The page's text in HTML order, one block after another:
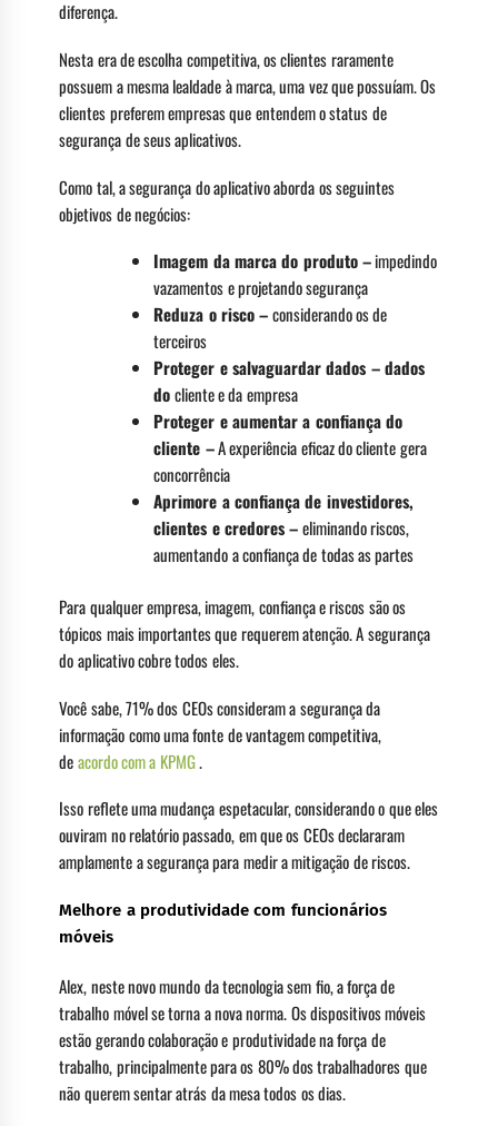
diferença.
Nesta era de escolha competitiva, os clientes raramente
possuem a mesma lealdade à marca, uma vez que possuíam. Os
clientes preferem empresas que entendem o status de
segurança de seus aplicativos.
Como tal, a segurança do aplicativo aborda os seguintes
objetivos de negócios:
Imagem da marca do produto –impedindo
vazamentos e projetando segurança
Reduza o risco –considerando os de
terceiros
Proteger e salvaguardar dados – dados
docliente e da empresa
Proteger e aumentar a confiança do
cliente –A experiência eficaz do cliente gera
concorrência
Aprimore a confiança de investidores,
clientes e credores –eliminando riscos,
aumentando a confiança de todas as partes
Para qualquer empresa, imagem, confiança e riscos são os
tópicos mais importantes que requerem atenção. A segurança
do aplicativo cobre todos eles.
Você sabe, 71% dos CEOs consideram a segurança da
informação como uma fonte de vantagem competitiva,
deacordo com a KPMG.
Isso reflete uma mudança espetacular, considerando o que eles
ouviram no relatório passado, em que os CEOs declararam
amplamente a segurança para medir a mitigação de riscos.
Melhore a produtividade com funcionários
móveis
Alex, neste novo mundo da tecnologia sem fio, a força de
trabalho móvel se torna a nova norma. Os dispositivos móveis
estão gerando colaboração e produtividade na força de
trabalho, principalmente para os 80% dos trabalhadores que
não querem sentar atrás da mesa todos os dias.